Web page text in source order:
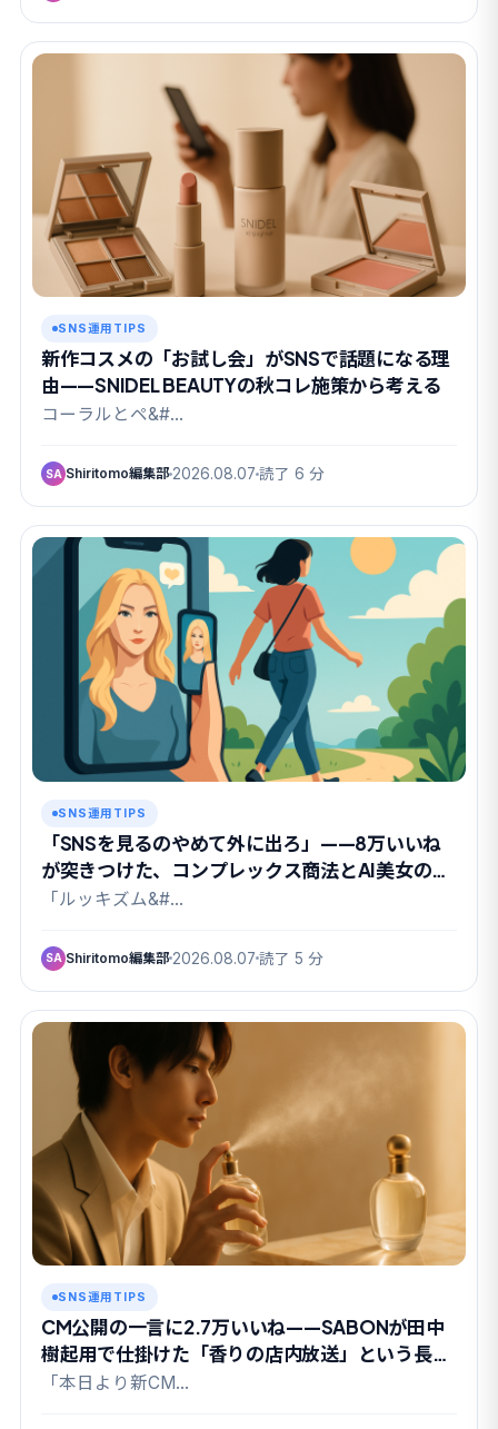
SNS運用TIPS
新作コスメの「お試し会」がSNSで話題になる理
由——SNIDEL BEAUTYの秋コレ施策から考える
コーラルとペ&#…
SA Shiritomo編集部 2026.08.07 読了 6 分
SNS運用TIPS
「SNSを見るのやめて外に出ろ」——8万いいね
が突きつけた、コンプレックス商法とAI美女の関
係
「ルッキズム&#…
SA Shiritomo編集部 2026.08.07 読了 5 分
SNS運用TIPS
CM公開の一言に2.7万いいね——SABONが田中
樹起用で仕掛けた「香りの店内放送」という長期
戦
「本日より新CM…